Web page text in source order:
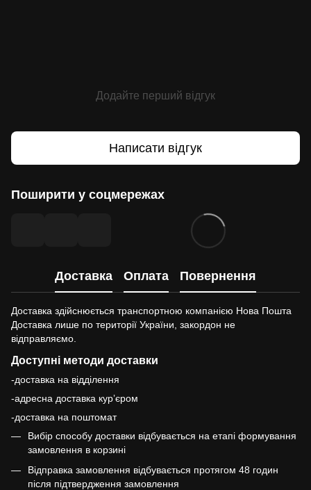
Додайте перший відгук
Написати відгук
Поширити у соцмережах
Доставка Оплата Повернення
Доставка здійснюється транспортною компанією Нова Пошта
Доставка лише по території України, закордон не
відправляємо.
Доступні методи доставки
-доставка на відділення
-адресна доставка курʼєром
-доставка на поштомат
Вибір способу доставки відбувається на етапі формування
замовлення в корзині
Відправка замовлення відбувається протягом 48 годин
після підтвердження замовлення